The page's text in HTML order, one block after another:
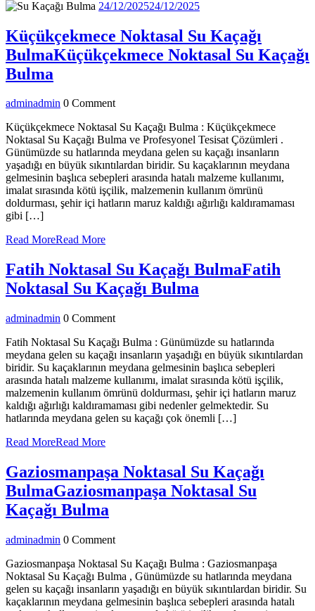
24/12/202524/12/2025
Küçükçekmece Noktasal Su Kaçağı
BulmaKüçükçekmece Noktasal Su Kaçağı
Bulma
adminadmin 0 Comment
Küçükçekmece Noktasal Su Kaçağı Bulma : Küçükçekmece
Noktasal Su Kaçağı Bulma ve Profesyonel Tesisat Çözümleri .
Günümüzde su hatlarında meydana gelen su kaçağı insanların
yaşadığı en büyük sıkıntılardan biridir. Su kaçaklarının meydana
gelmesinin başlıca sebepleri arasında hatalı malzeme kullanımı,
imalat sırasında kötü işçilik, malzemenin kullanım ömrünü
doldurması, şehir içi hatların maruz kaldığı ağırlığı kaldıramaması
gibi […]
Read MoreRead More
Fatih Noktasal Su Kaçağı BulmaFatih
Noktasal Su Kaçağı Bulma
adminadmin 0 Comment
Fatih Noktasal Su Kaçağı Bulma : Günümüzde su hatlarında
meydana gelen su kaçağı insanların yaşadığı en büyük sıkıntılardan
biridir. Su kaçaklarının meydana gelmesinin başlıca sebepleri
arasında hatalı malzeme kullanımı, imalat sırasında kötü işçilik,
malzemenin kullanım ömrünü doldurması, şehir içi hatların maruz
kaldığı ağırlığı kaldıramaması gibi nedenler gelmektedir. Su
hatlarında meydana gelen su kaçağı çok önemli […]
Read MoreRead More
Gaziosmanpaşa Noktasal Su Kaçağı
BulmaGaziosmanpaşa Noktasal Su
Kaçağı Bulma
adminadmin 0 Comment
Gaziosmanpaşa Noktasal Su Kaçağı Bulma : Gaziosmanpaşa
Noktasal Su Kaçağı Bulma , Günümüzde su hatlarında meydana
gelen su kaçağı insanların yaşadığı en büyük sıkıntılardan biridir. Su
kaçaklarının meydana gelmesinin başlıca sebepleri arasında hatalı